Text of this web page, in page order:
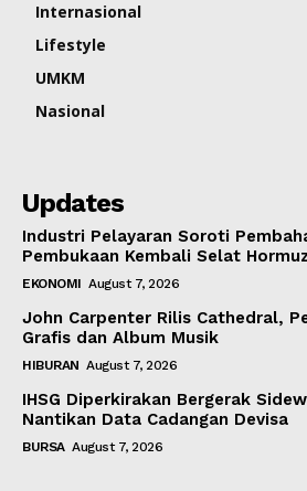
Internasional
Lifestyle
UMKM
Nasional
Updates
Industri Pelayaran Soroti
Pembukaan Kembali Selat Hormuz
EKONOMI August 7, 2026
John Carpenter Rilis Cathedral,
Grafis dan Album Musik
HIBURAN August 7, 2026
IHSG Diperkirakan Bergerak
Nantikan Data Cadangan Devisa
BURSA August 7, 2026